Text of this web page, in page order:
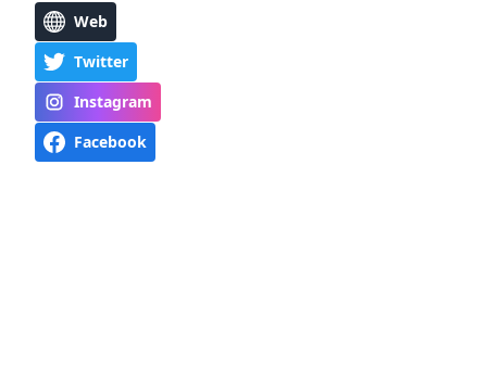
Web
Twitter
Instagram
Facebook